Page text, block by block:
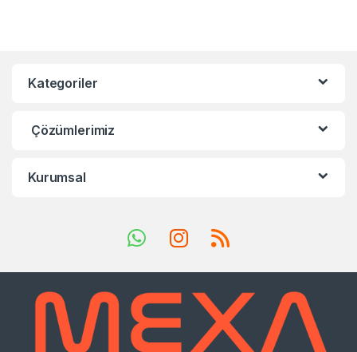
Kategoriler
Çözümlerimiz
Kurumsal